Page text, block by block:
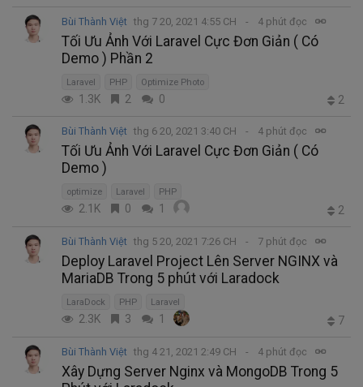
Bùi Thành Việt thg 7 20, 2021 4:55 CH 4 phút đọc
Tối Ưu Ảnh Với Laravel Cực Đơn Giản ( Có
Demo ) Phần 2
Laravel PHP Optimize Photo
1.3K 2 0 2
Bùi Thành Việt thg 6 20, 2021 3:40 CH 4 phút đọc
Tối Ưu Ảnh Với Laravel Cực Đơn Giản ( Có
Demo )
optimize Laravel PHP
2.1K 0 1 2
Bùi Thành Việt thg 5 20, 2021 7:26 CH 7 phút đọc
Deploy Laravel Project Lên Server NGINX và
MariaDB Trong 5 phút với Laradock
LaraDock PHP Laravel
2.3K 3 1 7
Bùi Thành Việt thg 4 21, 2021 2:49 CH 4 phút đọc
Xây Dựng Server Nginx và MongoDB Trong 5